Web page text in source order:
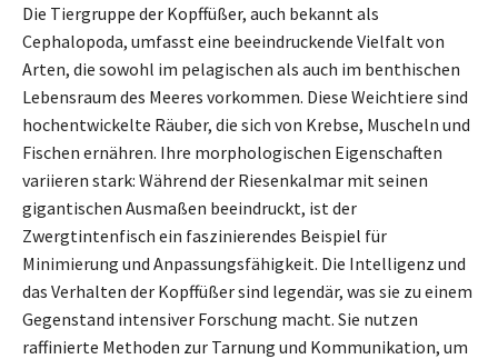
Die Tiergruppe der Kopffüßer, auch bekannt als
Cephalopoda, umfasst eine beeindruckende Vielfalt von
Arten, die sowohl im pelagischen als auch im benthischen
Lebensraum des Meeres vorkommen. Diese Weichtiere sind
hochentwickelte Räuber, die sich von Krebse, Muscheln und
Fischen ernähren. Ihre morphologischen Eigenschaften
variieren stark: Während der Riesenkalmar mit seinen
gigantischen Ausmaßen beeindruckt, ist der
Zwergtintenfisch ein faszinierendes Beispiel für
Minimierung und Anpassungsfähigkeit. Die Intelligenz und
das Verhalten der Kopffüßer sind legendär, was sie zu einem
Gegenstand intensiver Forschung macht. Sie nutzen
raffinierte Methoden zur Tarnung und Kommunikation, um